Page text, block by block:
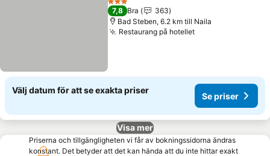
3 Stjärnor
7,8 Bra
363
Bad Steben, 6.2 km till Naila
Restaurang på hotellet
Välj datum för att se exakta priser
Se priser
Visa mer
Priserna och tillgängligheten vi får av bokningssidorna ändras
konstant. Det betyder att det kan hända att du inte hittar exakt